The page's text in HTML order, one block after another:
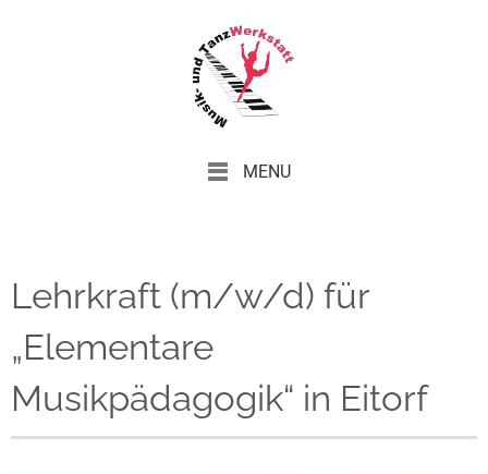
MENU
Lehrkraft (m/w/d) für
„Elementare
Musikpädagogik“ in Eitorf